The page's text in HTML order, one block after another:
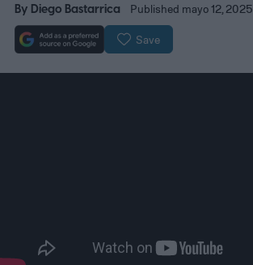
By Diego Bastarrica Published mayo 12, 2025
Save